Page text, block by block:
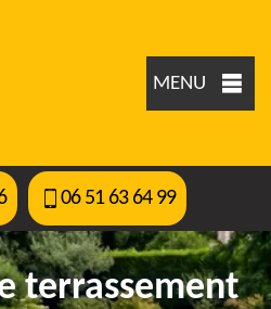
MENU
06 51 63 64 99
terrassement